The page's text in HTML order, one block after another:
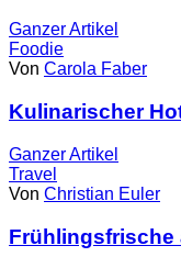
GanzerArtikel
Foodie
Von Carola Faber
Kulinarischer
GanzerArtikel
Travel
Von Christian Euler
Frühlingsfrische